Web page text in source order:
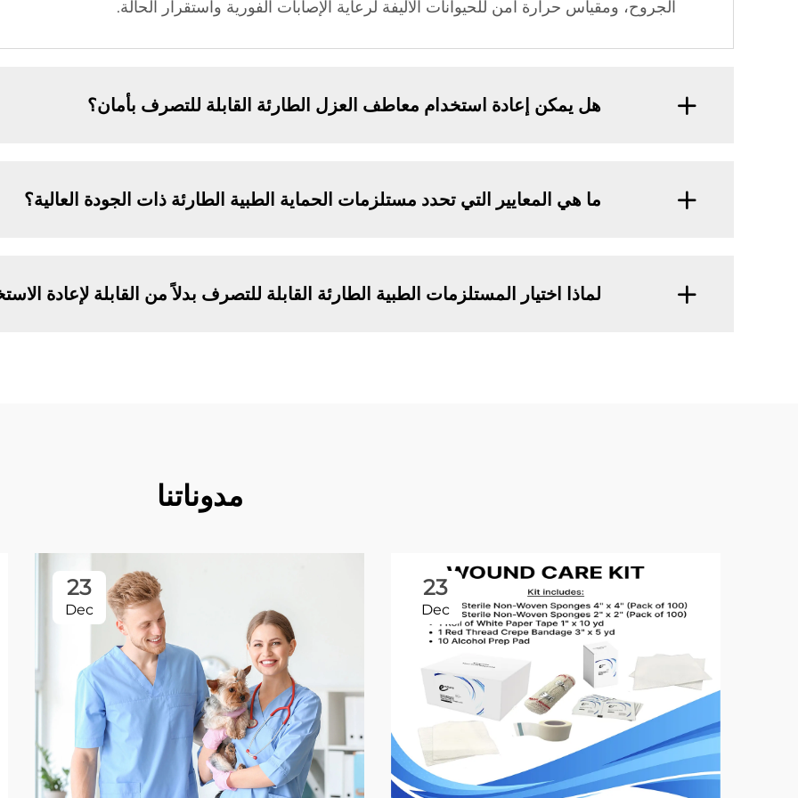
الجروح، ومقياس حرارة آمن للحيوانات الأليفة لرعاية الإصابات الفورية واستقرار الحالة.
هل يمكن إعادة استخدام معاطف العزل الطارئة القابلة للتصرف بأمان؟
ما هي المعايير التي تحدد مستلزمات الحماية الطبية الطارئة ذات الجودة العالية؟
لماذا اختيار المستلزمات الطبية الطارئة القابلة للتصرف بدلاً من القابلة لإعادة
مدوناتنا
23
Dec
23
Dec